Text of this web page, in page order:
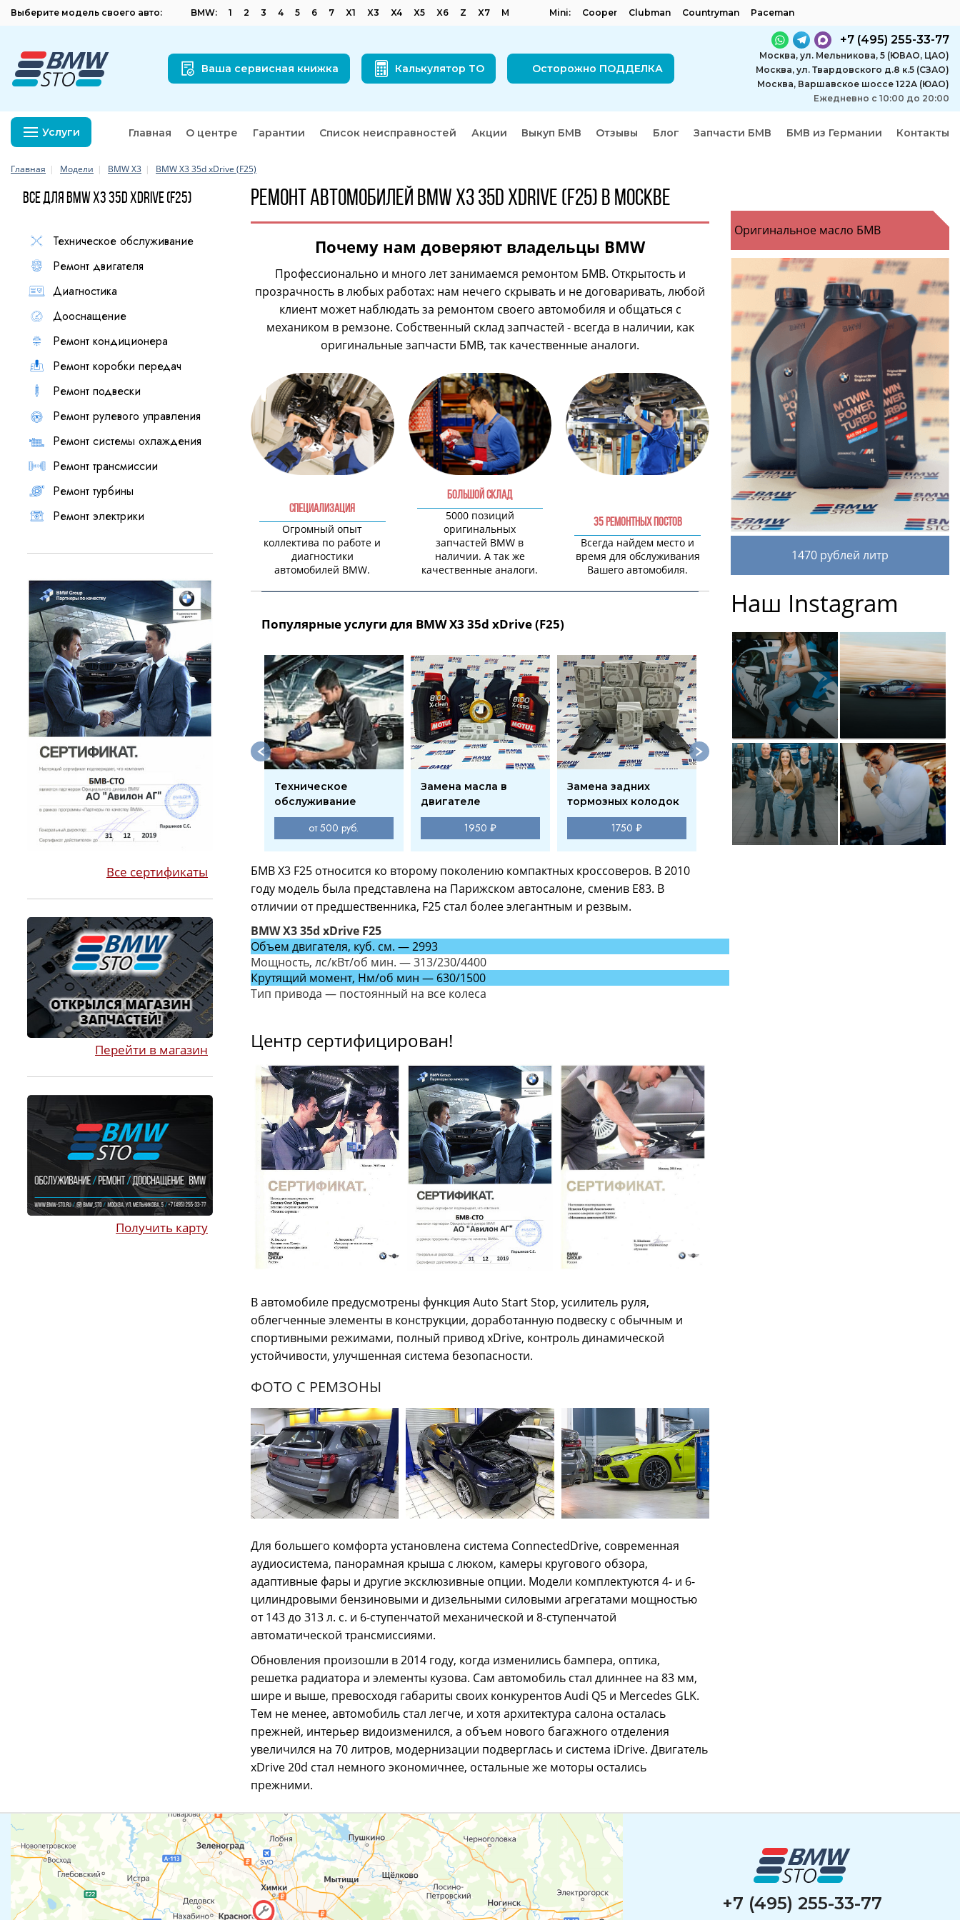
Выберите модель своего авто: BMW: 1 2 3 4 5 6 7 X1 X3 X4 X5 X6 Z X7 M Mini: Cooper Clubman Countryman Paceman
Ваша сервисная книжка Калькулятор ТО Осторожно ПОДДЕЛКА
+7 (495) 255-33-77
Москва, ул. Мельникова, 5 (ЮВАО, ЦАО)
Москва, ул. Твардовского д.8 к.5 (СЗАО)
Москва, Варшавское шоссе 122А (ЮАО)
Ежедневно с 10:00 до 20:00
Услуги Главная О центре Гарантии Список неисправностей Акции Выкуп БМВ Отзывы Блог Запчасти БМВ БМВ из Германии Контакты
Главная Модели BMW X3 BMW X3 35d xDrive (F25)
Ремонт автомобилей BMW X3 35d xDrive (F25) в Москве
Почему нам доверяют владельцы BMW
Профессионально и много лет занимаемся ремонтом БМВ. Открытость и
прозрачность в любых работах: нам нечего скрывать и не договаривать, любой
клиент может наблюдать за ремонтом своего автомобиля и общаться с
механиком в ремзоне. Собственный склад запчастей - всегда в наличии, как
оригинальные запчасти БМВ, так качественные аналоги.
СПЕЦИАЛИЗАЦИЯ
Огромный опыт
коллектива по работе и
диагностики
автомобилей BMW.
БОЛЬШОЙ СКЛАД
5000 позиций
оригинальных
запчастей BMW в
наличии. А так же
качественные аналоги.
35 РЕМОНТНЫХ ПОСТОВ
Всегда найдем место и
время для обслуживания
Вашего автомобиля.
Популярные услуги для BMW X3 35d xDrive (F25)
2550 ₽
Кодирование
Техническое
обслуживание
от 500 руб.
Замена масла в
двигателе
1950 ₽
Замена задних
тормозных колодок
1750 ₽
Замена передних
тормозных колодок
1750 ₽
Замена передних
тормозных
3300 ₽
БМВ X3 F25 относится ко второму поколению компактных кроссоверов. В 2010
году модель была представлена на Парижском автосалоне, сменив E83. В
отличии от предшественника, F25 стал более элегантным и резвым.
BMW X3 35d xDrive F25
Объем двигателя, куб. см. — 2993
Мощность, лс/кВт/об мин. — 313/230/4400
Крутящий момент, Нм/об мин — 630/1500
Тип привода — постоянный на все колеса
Центр сертифицирован!
В автомобиле предусмотрены функция Auto Start Stop, усилитель руля,
облегченные элементы в конструкции, доработанную подвеску с обычным и
спортивными режимами, полный привод xDrive, контроль динамической
устойчивости, улучшенная система безопасности.
ФОТО С РЕМЗОНЫ
Для большего комфорта установлена система ConnectedDrive, современная
аудиосистема, панорамная крыша с люком, камеры кругового обзора,
адаптивные фары и другие эксклюзивные опции. Модели комплектуются 4- и 6-
цилиндровыми бензиновыми и дизельными силовыми агрегатами мощностью
от 143 до 313 л. с. и 6-ступенчатой механической и 8-ступенчатой
автоматической трансмиссиями.
Обновления произошли в 2014 году, когда изменились бампера, оптика,
решетка радиатора и элементы кузова. Сам автомобиль стал длиннее на 83 мм,
шире и выше, превосходя габариты своих конкурентов Audi Q5 и Mercedes GLK.
Тем не менее, автомобиль стал легче, и хотя архитектура салона осталась
прежней, интерьер видоизменился, а объем нового багажного отделения
увеличился на 70 литров, модернизации подверглась и система iDrive. Двигатель
xDrive 20d стал немного экономичнее, остальные же моторы остались
прежними.
Все для BMW X3 35d xDrive (F25)
Техническое обслуживание
Ремонт двигателя
Диагностика
Дооснащение
Ремонт кондиционера
Ремонт коробки передач
Ремонт подвески
Ремонт рулевого управления
Ремонт системы охлаждения
Ремонт трансмиссии
Ремонт турбины
Ремонт электрики
Все сертификаты
Перейти в магазин
Получить карту
Оригинальное масло БМВ
1470 рублей литр
Наш Instagram
+7 (495) 255-33-77